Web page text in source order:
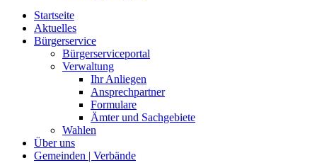
Startseite
Aktuelles
Bürgerservice
Bürgerserviceportal
Verwaltung
Ihr Anliegen
Ansprechpartner
Formulare
Ämter und Sachgebiete
Wahlen
Über uns
Gemeinden | Verbände